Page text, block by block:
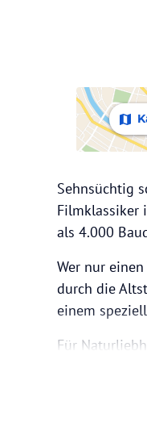
Sehnsüchtig
Filmklassiker
als 4.000
Wer nur
durch die
einem
Für
Nachbildung